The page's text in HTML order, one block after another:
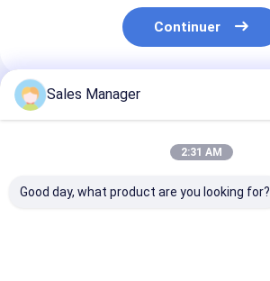
Continuer
Produits Recommandés
Sales Manager
2:31 AM
Good day, what product are you looking for?